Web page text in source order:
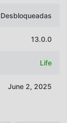
Desbloqueadas
13.0.0
Life
June 2, 2025